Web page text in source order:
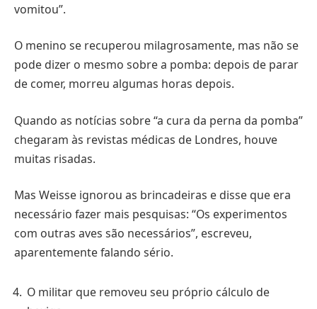
vomitou”.
O menino se recuperou milagrosamente, mas não se
pode dizer o mesmo sobre a pomba: depois de parar
de comer, morreu algumas horas depois.
Quando as notícias sobre “a cura da perna da pomba”
chegaram às revistas médicas de Londres, houve
muitas risadas.
Mas Weisse ignorou as brincadeiras e disse que era
necessário fazer mais pesquisas: “Os experimentos
com outras aves são necessários”, escreveu,
aparentemente falando sério.
O militar que removeu seu próprio cálculo de